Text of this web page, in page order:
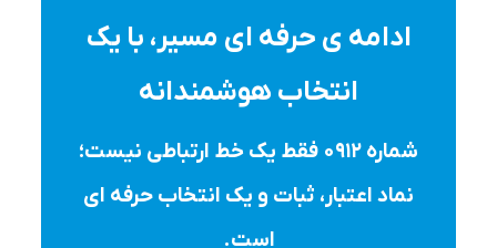
ادامه ی حرفه ای مسیر، با یک
انتخاب هوشمندانه
شماره ۰۹۱۲ فقط یک خط ارتباطی نیست؛
نماد اعتبار، ثبات و یک انتخاب حرفه ای
است.